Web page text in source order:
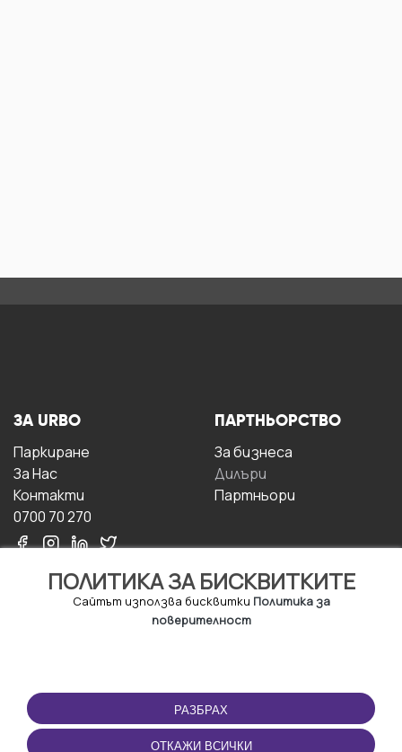
ПОЛИТИКА ЗА БИСКВИТКИТЕ
Сайтът използва бисквитки Политика за
поверителност
РАЗБРАХ
ОТКАЖИ ВСИЧКИ
ЗА URBO
Паркиране
За Hас
Контакти
0700 70 270
ПАРТНЬОРСТВО
За бизнесa
Дилъри
Партньори
ПОЛЗВАНЕ
Правила и условия за
ползване
ПРИЛОЖЕНИЕТО